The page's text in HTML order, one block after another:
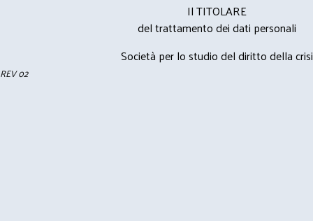
Il TITOLARE
del trattamento dei dati personali
Società per lo studio del diritto della crisi
REV 02